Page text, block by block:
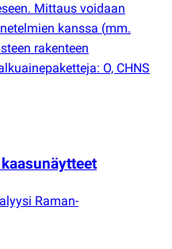
Mittaus voidaan
kanssa (mm.
rakenteen
O, CHNS
Raman-